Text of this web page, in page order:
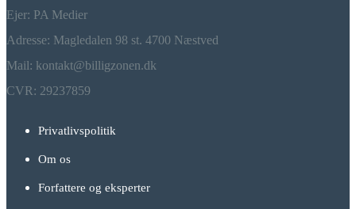
Ejer: PA Medier
Adresse: Magledalen 98 st. 4700 Næstved
Mail: kontakt@billigzonen.dk
CVR: 29237859
Privatlivspolitik
Om os
Forfattere og eksperter